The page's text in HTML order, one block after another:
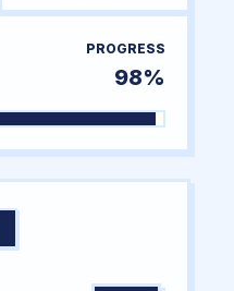
PROGRESS
98%